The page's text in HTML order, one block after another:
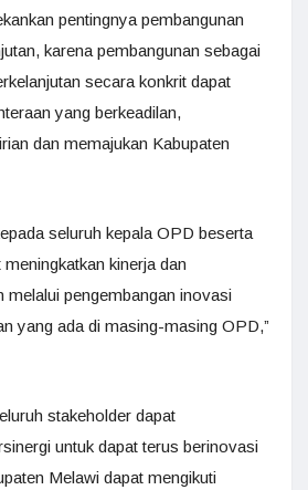
pentingnya pembangunan
karena pembangunan sebagai
secara konkrit dapat
yang berkeadilan,
dan memajukan Kabupaten
seluruh kepala OPD beserta
kinerja dan
melalui pengembangan inovasi
yang ada di masing-masing OPD,”
stakeholder dapat
untuk dapat terus berinovasi
Melawi dapat mengikuti